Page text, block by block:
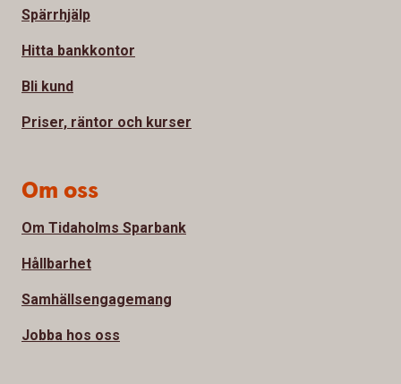
Spärrhjälp
Hitta bankkontor
Bli kund
Priser, räntor och kurser
Om oss
Om Tidaholms Sparbank
Hållbarhet
Samhällsengagemang
Jobba hos oss